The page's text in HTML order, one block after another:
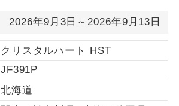
2026年9月3日～2026年9月13日
クリスタルハート HST
JF391P
北海道
女性限定でご参加いただけるコースで
す。
ご参加にあたり年齢に制限があるコース
です。
利用航空会社が指定なので、ご出発の計
画にとても便利です。